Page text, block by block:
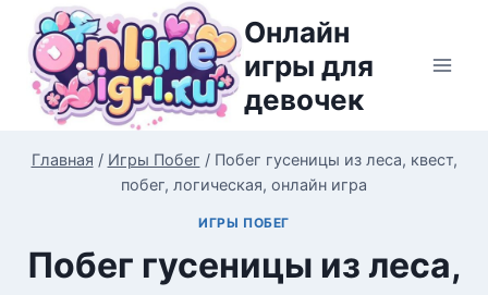
Перейти
содержимому
Онлайн
игры для
девочек
Главная / Игры Побег / Побег гусеницы из леса, квест,
побег, логическая, онлайн игра
ИГРЫ ПОБЕГ
Побег гусеницы из леса,